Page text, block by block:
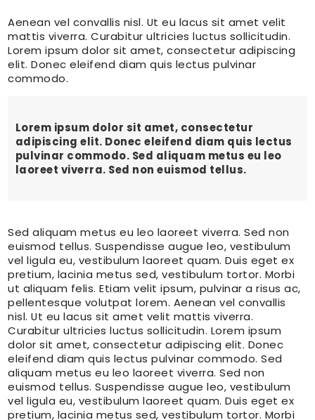
Aenean vel convallis nisl. Ut eu lacus sit amet velit
mattis viverra. Curabitur ultricies luctus sollicitudin.
Lorem ipsum dolor sit amet, consectetur adipiscing
elit. Donec eleifend diam quis lectus pulvinar
commodo.
Lorem ipsum dolor sit amet, consectetur
adipiscing elit. Donec eleifend diam quis lectus
pulvinar commodo. Sed aliquam metus eu leo
laoreet viverra. Sed non euismod tellus.
Sed aliquam metus eu leo laoreet viverra. Sed non
euismod tellus. Suspendisse augue leo, vestibulum
vel ligula eu, vestibulum laoreet quam. Duis eget ex
pretium, lacinia metus sed, vestibulum tortor. Morbi
ut aliquam felis. Etiam velit ipsum, pulvinar a risus ac,
pellentesque volutpat lorem. Aenean vel convallis
nisl. Ut eu lacus sit amet velit mattis viverra.
Curabitur ultricies luctus sollicitudin. Lorem ipsum
dolor sit amet, consectetur adipiscing elit. Donec
eleifend diam quis lectus pulvinar commodo. Sed
aliquam metus eu leo laoreet viverra. Sed non
euismod tellus. Suspendisse augue leo, vestibulum
vel ligula eu, vestibulum laoreet quam. Duis eget ex
pretium, lacinia metus sed, vestibulum tortor. Morbi